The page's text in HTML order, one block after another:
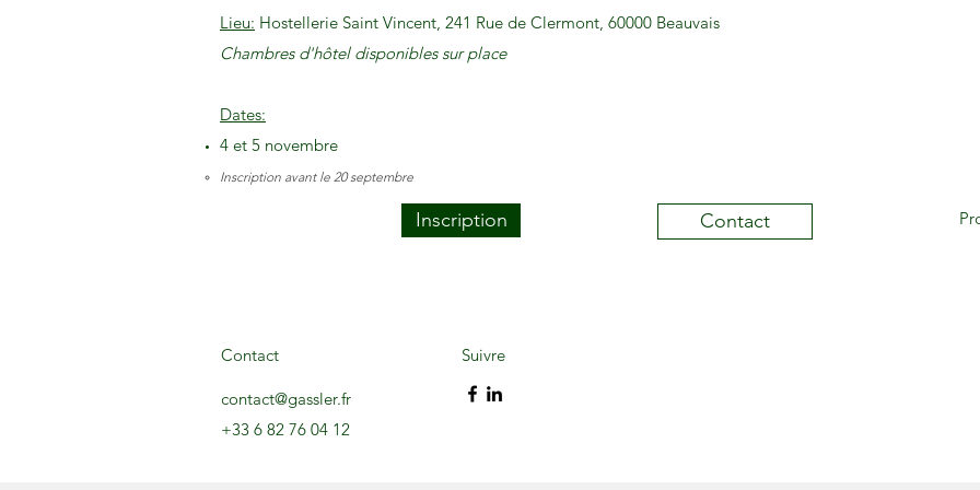
Lieu: Hostellerie Saint Vincent, 241 Rue de Clermont, 60000 Beauvais
Chambres d'hôtel disponibles sur place
Dates:
4 et 5 novembre
Inscription avant le 20 septembre
Inscription Contact
Contact
contact@gassler.fr
Suivre
+33 6 82 76 04 12